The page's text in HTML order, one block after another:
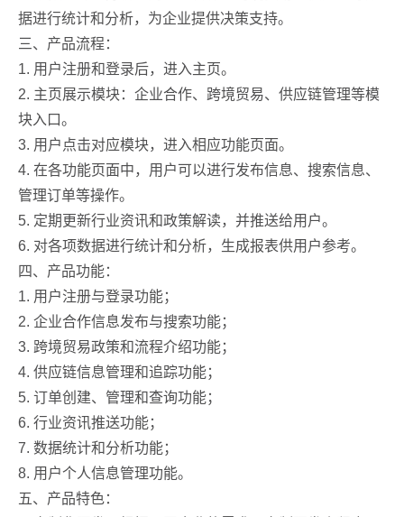
据进行统计和分析，为企业提供决策支持。
三、产品流程：
1. 用户注册和登录后，进入主页。
2. 主页展示模块：企业合作、跨境贸易、供应链管理等模
块入口。
3. 用户点击对应模块，进入相应功能页面。
4. 在各功能页面中，用户可以进行发布信息、搜索信息、
管理订单等操作。
5. 定期更新行业资讯和政策解读，并推送给用户。
6. 对各项数据进行统计和分析，生成报表供用户参考。
四、产品功能：
1. 用户注册与登录功能；
2. 企业合作信息发布与搜索功能；
3. 跨境贸易政策和流程介绍功能；
4. 供应链信息管理和追踪功能；
5. 订单创建、管理和查询功能；
6. 行业资讯推送功能；
7. 数据统计和分析功能；
8. 用户个人信息管理功能。
五、产品特色：